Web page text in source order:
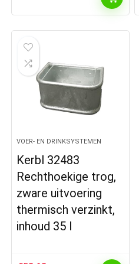
VOER- EN DRINKSYSTEMEN
Kerbl 32483
Rechthoekige trog,
zware uitvoering
thermisch verzinkt,
inhoud 35 l